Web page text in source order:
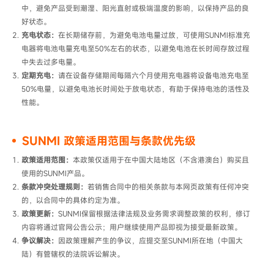
中，避免产品受到潮湿、阳光直射或极端温度的影响，以保持产品的良
好状态。
充电状态： 在长期储存前，为避免电池电量过放，可使用SUNMI标准充
电器将电池电量充电至50%左右的状态，以避免电池在长时间存放过程
中失去过多电量。
定期充电： 请在设备存储期间每隔六个月使用充电器将设备电池充电至
50%电量，以避免电池长时间处于放电状态，有助于保持电池的活性及
性能。
SUNMI 政策适用范围与条款优先级
政策适用范围​： 本政策仅适用于在中国大陆地区（不含港澳台）​购买且
使用的SUNMI产品。
条款冲突处理规则： 若销售合同中的相关条款与本网页政策有任何冲突
的，以合同中的具体约定为准。
政策更新​： SUNMI保留根据法律法规及业务需求调整政策的权利，修订
内容将通过官网公告公示；用户继续使用产品即视为接受最新政策。
争议解决： 因政策理解产生的争议，应提交至SUNMI所在地（中国大
陆）有管辖权的法院诉讼解决。